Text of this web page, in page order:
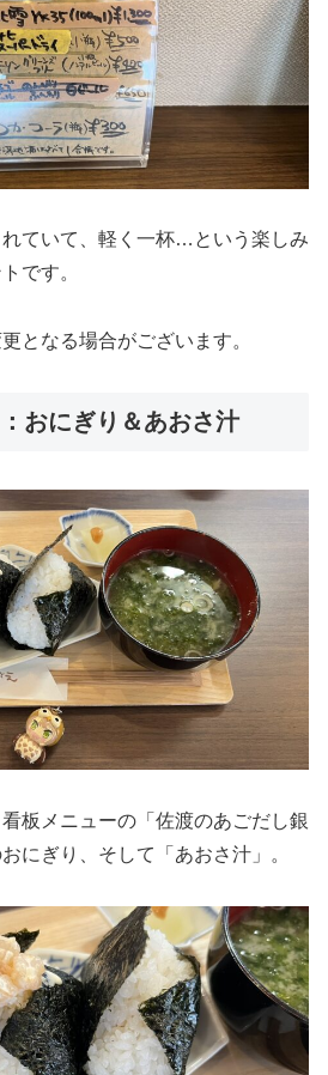
ていて、軽く一杯…という楽しみ
です。
となる場合がございます。
おにぎり＆あおさ汁
板メニューの「佐渡のあごだし銀
にぎり、そして「あおさ汁」。